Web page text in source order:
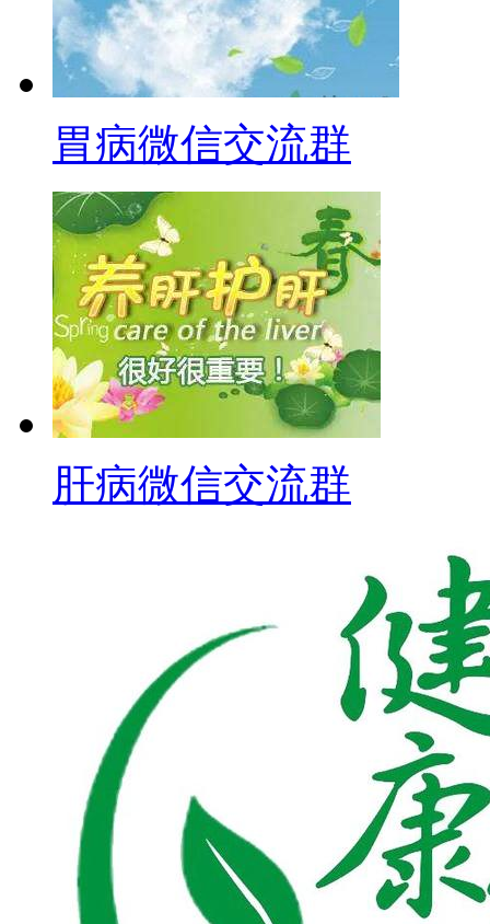
胃病微信交流群
肝病微信交流群